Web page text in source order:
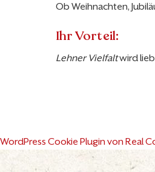
Ob Weihnachten,
Ihr Vorteil:
Lehner Vielfaltwird
WordPress Cookie Plugin von Real